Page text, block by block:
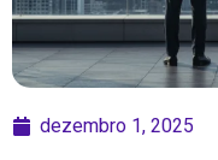
dezembro 1, 2025